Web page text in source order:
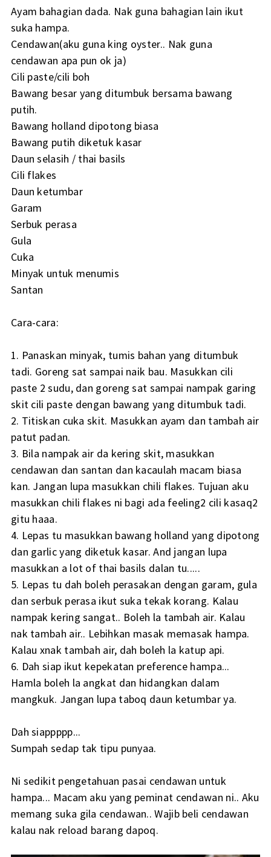
Ayam bahagian dada. Nak guna bahagian lain ikut
suka hampa.
Cendawan(aku guna king oyster.. Nak guna
cendawan apa pun ok ja)
Cili paste/cili boh
Bawang besar yang ditumbuk bersama bawang
putih.
Bawang holland dipotong biasa
Bawang putih diketuk kasar
Daun selasih / thai basils
Cili flakes
Daun ketumbar
Garam
Serbuk perasa
Gula
Cuka
Minyak untuk menumis
Santan
Cara-cara:
1. Panaskan minyak, tumis bahan yang ditumbuk
tadi. Goreng sat sampai naik bau. Masukkan cili
paste 2 sudu, dan goreng sat sampai nampak garing
skit cili paste dengan bawang yang ditumbuk tadi.
2. Titiskan cuka skit. Masukkan ayam dan tambah air
patut padan.
3. Bila nampak air da kering skit, masukkan
cendawan dan santan dan kacaulah macam biasa
kan. Jangan lupa masukkan chili flakes. Tujuan aku
masukkan chili flakes ni bagi ada feeling2 cili kasaq2
gitu haaa.
4. Lepas tu masukkan bawang holland yang dipotong
dan garlic yang diketuk kasar. And jangan lupa
masukkan a lot of thai basils dalan tu.....
5. Lepas tu dah boleh perasakan dengan garam, gula
dan serbuk perasa ikut suka tekak korang. Kalau
nampak kering sangat.. Boleh la tambah air. Kalau
nak tambah air.. Lebihkan masak memasak hampa.
Kalau xnak tambah air, dah boleh la katup api.
6. Dah siap ikut kepekatan preference hampa...
Hamla boleh la angkat dan hidangkan dalam
mangkuk. Jangan lupa taboq daun ketumbar ya.
Dah siappppp...
Sumpah sedap tak tipu punyaa.
Ni sedikit pengetahuan pasai cendawan untuk
hampa... Macam aku yang peminat cendawan ni.. Aku
memang suka gila cendawan.. Wajib beli cendawan
kalau nak reload barang dapoq.